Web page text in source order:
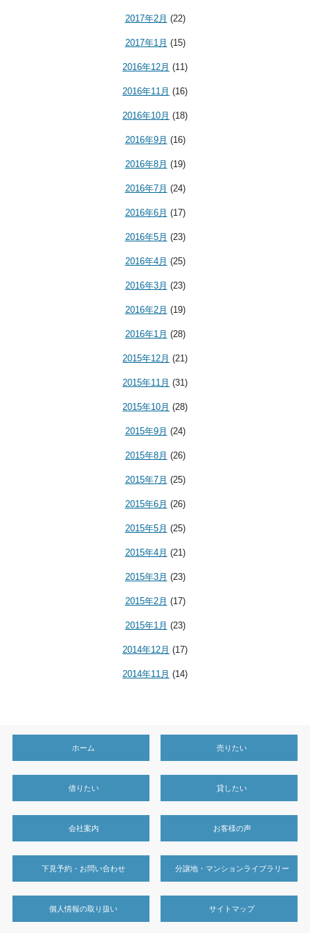
2017年2月 (22)
2017年1月 (15)
2016年12月 (11)
2016年11月 (16)
2016年10月 (18)
2016年9月 (16)
2016年8月 (19)
2016年7月 (24)
2016年6月 (17)
2016年5月 (23)
2016年4月 (25)
2016年3月 (23)
2016年2月 (19)
2016年1月 (28)
2015年12月 (21)
2015年11月 (31)
2015年10月 (28)
2015年9月 (24)
2015年8月 (26)
2015年7月 (25)
2015年6月 (26)
2015年5月 (25)
2015年4月 (21)
2015年3月 (23)
2015年2月 (17)
2015年1月 (23)
2014年12月 (17)
2014年11月 (14)
ホーム 売りたい
借りたい 貸したい
会社案内 お客様の声
下見予約・お問い合わせ 分譲地・マンションライブラリー
個人情報の取り扱い サイトマップ